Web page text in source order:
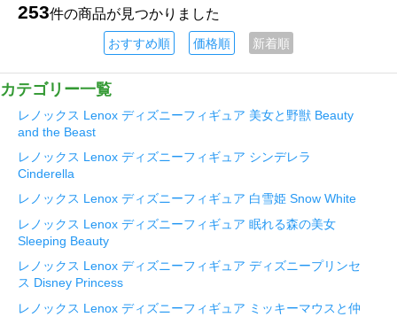
253件の商品が見つかりました
おすすめ順 価格順 新着順
カテゴリー一覧
レノックス Lenox ディズニーフィギュア 美女と野獣 Beauty
and the Beast
レノックス Lenox ディズニーフィギュア シンデレラ
Cinderella
レノックス Lenox ディズニーフィギュア 白雪姫 Snow White
レノックス Lenox ディズニーフィギュア 眠れる森の美女
Sleeping Beauty
レノックス Lenox ディズニーフィギュア ディズニープリンセ
ス Disney Princess
レノックス Lenox ディズニーフィギュア ミッキーマウスと仲